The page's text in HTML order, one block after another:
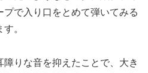
プで入り口をとめて弾いてみる
。
りな音を抑えたことで、大き